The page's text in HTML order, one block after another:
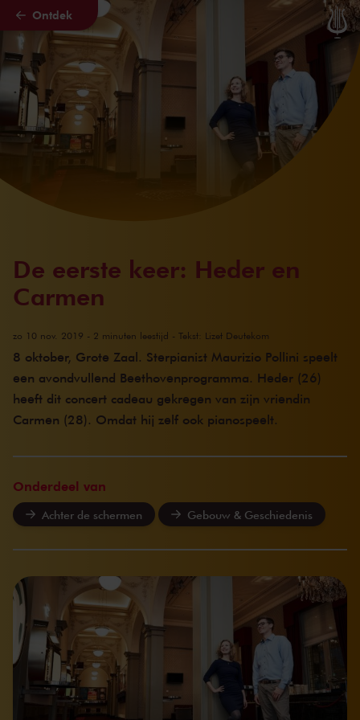
Naar hoofdcontent
Ontdek
De eerste keer: Heder en
Carmen
zo 10 nov. 2019 - 2 minuten leestijd - Tekst: Lizet Deutekom
8 oktober, Grote Zaal. Sterpianist Maurizio Pollini speelt
een avondvullend Beethovenprogramma. Heder (26)
heeft dit concert cadeau gekregen van zijn vriendin
Carmen (28). Omdat hij zelf ook pianospeelt.
Onderdeel van
Achter de schermen Gebouw & Geschiedenis